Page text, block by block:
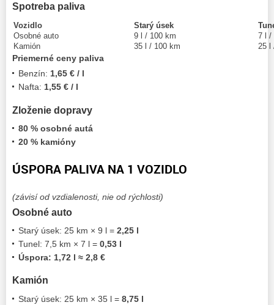
Spotreba paliva
Vozidlo Starý úsek
Osobné auto
9 l / 100 km
7 l /
Kamión
35 l / 100 km 25 l
Priemerné ceny paliva
Benzín: 1,65 € / l
Nafta: 1,55 € / l
Zloženie dopravy
80 % osobné autá
20 % kamióny
ÚSPORA PALIVA NA 1 VOZIDLO
(závisí od vzdialenosti, nie od rýchlosti)
Osobné auto
Starý úsek: 25 km × 9 l = 2,25 l
Tunel: 7,5 km × 7 l = 0,53 l
Úspora: 1,72 l ≈ 2,8 €
Kamión
Starý úsek: 25 km × 35 l = 8,75 l